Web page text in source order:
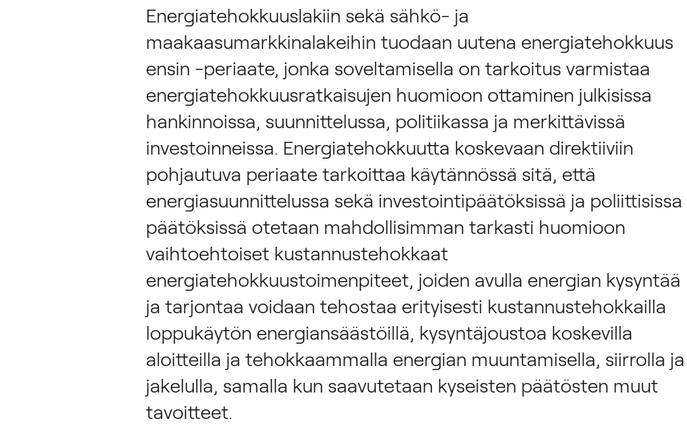
Energiatehokkuuslakiin sekä sähkö- ja
maakaasumarkkinalakeihin tuodaan uutena energiatehokkuus
ensin -periaate, jonka soveltamisella on tarkoitus varmistaa
energiatehokkuusratkaisujen huomioon ottaminen julkisissa
hankinnoissa, suunnittelussa, politiikassa ja merkittävissä
investoinneissa. Energiatehokkuutta koskevaan direktiiviin
pohjautuva periaate tarkoittaa käytännössä sitä, että
energiasuunnittelussa sekä investointipäätöksissä ja poliittisissa
päätöksissä otetaan mahdollisimman tarkasti huomioon
vaihtoehtoiset kustannustehokkaat
energiatehokkuustoimenpiteet, joiden avulla energian kysyntää
ja tarjontaa voidaan tehostaa erityisesti kustannustehokkailla
loppukäytön energiansäästöillä, kysyntäjoustoa koskevilla
aloitteilla ja tehokkaammalla energian muuntamisella, siirrolla ja
jakelulla, samalla kun saavutetaan kyseisten päätösten muut
tavoitteet.